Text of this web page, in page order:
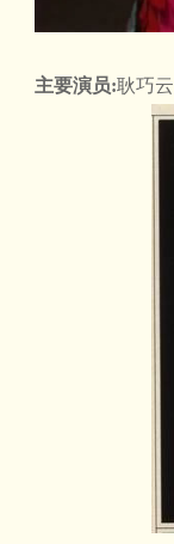
主要演员:耿巧云